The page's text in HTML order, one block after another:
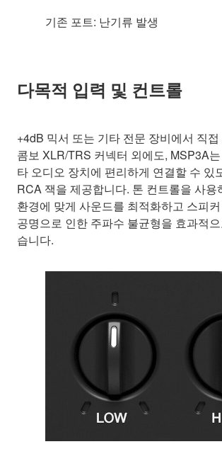
기존 포트: 난기류 발생
다목적 입력 및 컨트롤
+4dB 믹서 또는 기타 전문 장비에서 직
콤보 XLR/TRS 커넥터 외에도, MSP3A
타 오디오 장치에 편리하게 연결할 수 있
RCA 잭을 제공합니다. 톤 컨트롤을 사용
환경에 맞게 사운드를 최적화하고 스피
공명으로 인한 주파수 불균형을 효과적
습니다.